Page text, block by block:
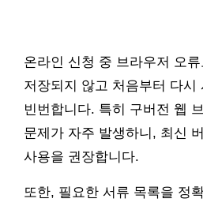
온라인 신청 중 브라우저 오류
저장되지 않고 처음부터 다시
빈번합니다. 특히 구버전 웹
문제가 자주 발생하니, 최신
사용을 권장합니다.
또한, 필요한 서류 목록을 정